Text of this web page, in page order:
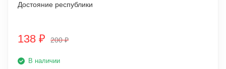
Достояние республики
138 ₽ 200₽
В наличии